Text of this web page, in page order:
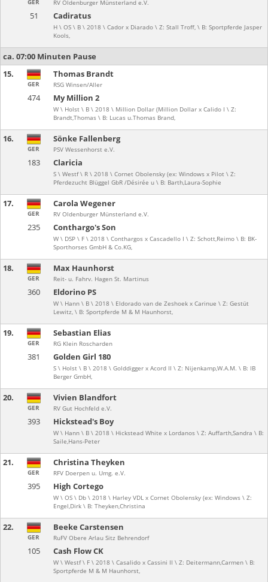
51 Cadiratus
H \ OS \ B \ 2018 \ Cador x Diarado \ Z: Stall Troff, \ B: Sportpferde Jasper
Kools,
GER RV Oldenburger Münsterland e.V.
ca. 07:00 Minuten Pause
15.
474 My Million 2
W \ Holst \ B \ 2018 \ Million Dollar (Million Dollar x Calido I \ Z:
Brandt,Thomas \ B: Lucas u.Thomas Brand,
GER
Thomas Brandt
RSG Winsen/Aller
16.
183 Claricia
S \ Westf \ R \ 2018 \ Cornet Obolensky (ex: Windows x Pilot \ Z:
Pferdezucht Blüggel GbR /Désirée u \ B: Barth,Laura-Sophie
GER
Sönke Fallenberg
PSV Wessenhorst e.V.
17.
235 Conthargo's Son
W \ DSP \ F \ 2018 \ Conthargos x Cascadello I \ Z: Schott,Reimo \ B: BK-
Sporthorses GmbH & Co.KG,
GER
Carola Wegener
RV Oldenburger Münsterland e.V.
18.
360 Eldorino PS
W \ Hann \ B \ 2018 \ Eldorado van de Zeshoek x Carinue \ Z: Gestüt
Lewitz, \ B: Sportpferde M & M Haunhorst,
GER
Max Haunhorst
Reit- u. Fahrv. Hagen St. Martinus
19.
381 Golden Girl 180
S \ Holst \ B \ 2018 \ Golddigger x Acord II \ Z: Nijenkamp,W.A.M. \ B: IB
Berger GmbH,
GER
Sebastian Elias
RG Klein Roscharden
20.
393 Hickstead's Boy
W \ Hann \ B \ 2018 \ Hickstead White x Lordanos \ Z: Auffarth,Sandra \ B:
Saile,Hans-Peter
GER
Vivien Blandfort
RV Gut Hochfeld e.V.
21.
395 High Cortego
W \ OS \ Db \ 2018 \ Harley VDL x Cornet Obolensky (ex: Windows \ Z:
Engel,Dirk \ B: Theyken,Christina
GER
Christina Theyken
RFV Doerpen u. Umg. e.V.
22.
105 Cash Flow CK
W \ Westf \ F \ 2018 \ Casalido x Cassini II \ Z: Deitermann,Carmen \ B:
Sportpferde M & M Haunhorst,
GER
Beeke Carstensen
RuFV Obere Arlau Sitz Behrendorf